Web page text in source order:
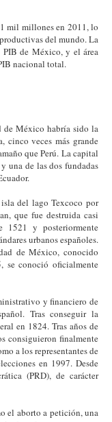
mil millones en 2011, lo
del mundo. La
PIB de México, y el área
nacional total.
de México habría sido la
cinco veces más grande
que Perú. La capital
una de las dos fundadas
del lago Texcoco por
que fue destruida casi
y posteriormente
urbanos españoles.
de México, conocido
se conoció oficialmente
y financiero de
Tras conseguir la
en 1824. Tras años de
consiguieron finalmente
a los representantes de
en 1997. Desde
(PRD), de carácter
el aborto a petición, una